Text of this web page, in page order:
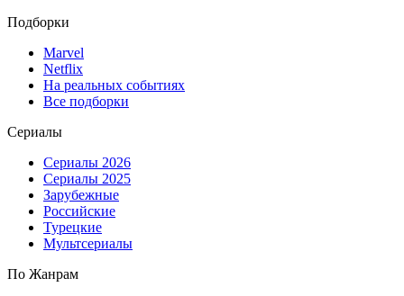
Подборки
Marvel
Netflix
На реальных событиях
Все подборки
Сериалы
Сериалы 2026
Сериалы 2025
Зарубежные
Российские
Турецкие
Мультсериалы
По Жанрам